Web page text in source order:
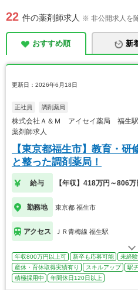
22 件の薬剤師求人 ※ 非公開求人を
おすすめ順 新
更新日：2026年6月18日
正社員 調剤薬局
株式会社Ａ＆Ｍ アイセイ薬局 福生
薬剤師求人
【東京都福生市】教育・
と整った調剤薬局！
給与 【年収】418万円～806万
勤務地 東京都 福生市
アクセス ＪＲ青梅線 福生駅
年収800万円以上可 新卒も応募可能 未経
産休・育休取得実績有り
スキルアップ 駅
積極採用中
年間休日120日以上